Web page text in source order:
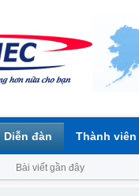
Diễn đàn
Bài viết gần đây
Thành viên